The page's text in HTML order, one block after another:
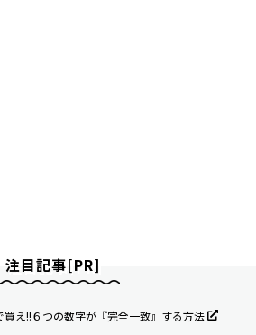
注目記事[PR]
買え!!６つの数字が『完全一致』する方法